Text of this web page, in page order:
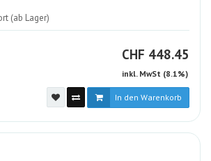
(ab Lager)
CHF CHF
448.45
inkl. MwSt (8.1%)
In den Warenkorb